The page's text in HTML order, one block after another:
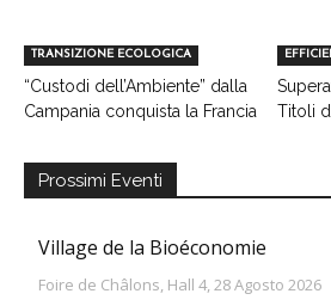
TRANSIZIONE ECOLOGICA
“Custodi dell’Ambiente” dalla
Campania conquista la Francia
Titoli
Prossimi Eventi
Village de la Bioéconomie
Foire de Châlons, Hall 4, 28 Agosto 2026